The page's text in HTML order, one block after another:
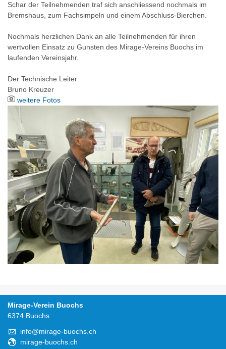
Schar der Teilnehmenden traf sich anschliessend nochmals im
Bremshaus, zum Fachsimpeln und einem Abschluss-Bierchen.
Nochmals herzlichen Dank an alle Teilnehmenden für ihren
wertvollen Einsatz zu Gunsten des Mirage-Vereins Buochs im
laufenden Vereinsjahr.
Der Technische Leiter
Bruno Kreuzer
weitere Fotos
Mirage-Verein Buochs
6374 Buochs
info@mirage-buochs.ch
mirage-buochs.ch